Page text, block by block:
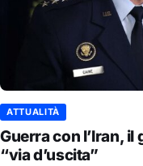
ATTUALITÀ
Guerra con l’Iran, il
“via d’uscita”